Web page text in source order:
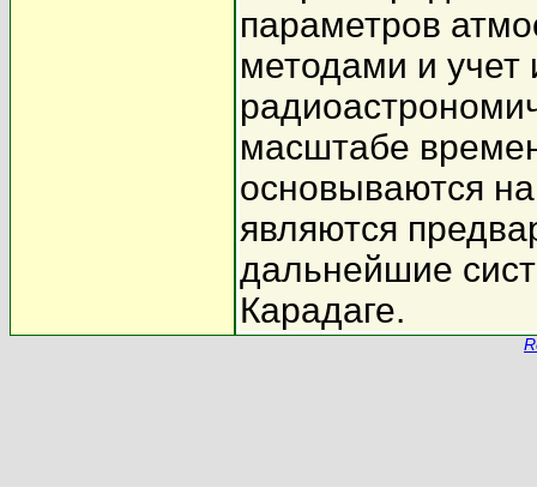
параметров
методами и учет
масштабе
основываются
являются
дальнейшие
Карадаге.